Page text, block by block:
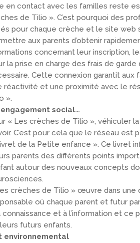
en contact avec les familles reste
de Tilio ». C’est pourquoi des
pour chaque crèche et le site web
aux parents d’obtenir
concernant leur inscription,
la prise en charge des frais de
Cette connexion garantit aux
réactivité et une proximité avec le
».
engagement social…
« Les crèches de Tilio », véhiculer
C’est pour cela que le réseau est
de la Petite enfance ». Ce livret
parents des différents points
autour des nouveaux concepts
crèches de Tilio » œuvre dans une
où chaque parent et futur
connaissance et à l’information et
futurs enfants.
environnemental